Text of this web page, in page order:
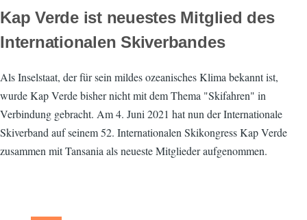
Kap Verde ist neuestes Mitglied des
Internationalen Skiverbandes
Als Inselstaat, der für sein mildes ozeanisches Klima bekannt ist,
wurde Kap Verde bisher nicht mit dem Thema "Skifahren" in
Verbindung gebracht. Am 4. Juni 2021 hat nun der Internationale
Skiverband auf seinem 52. Internationalen Skikongress Kap Verde
zusammen mit Tansania als neueste Mitglieder aufgenommen.